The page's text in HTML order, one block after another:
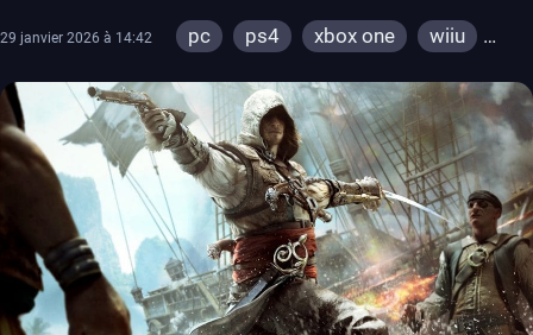
29 janvier 2026 à 14:42 pc ps4 xbox one
wiiu